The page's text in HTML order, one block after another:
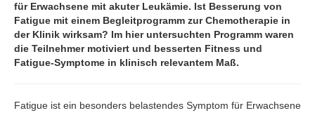
für Erwachsene mit akuter Leukämie. Ist Besserung von
Fatigue mit einem Begleitprogramm zur Chemotherapie in
der Klinik wirksam? Im hier untersuchten Programm waren
die Teilnehmer motiviert und besserten Fitness und
Fatigue-Symptome in klinisch relevantem Maß.
Fatigue ist ein besonders belastendes Symptom für Erwachsene